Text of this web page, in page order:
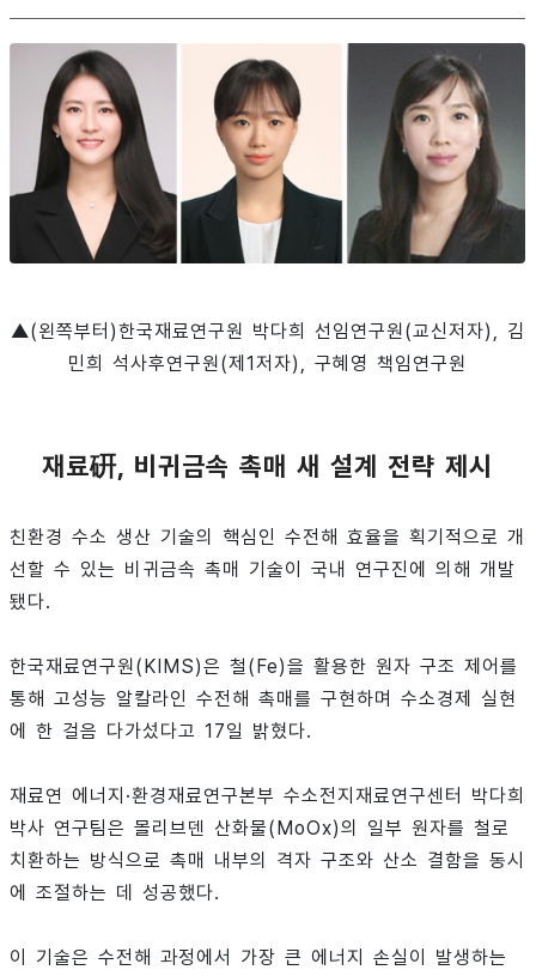
▲(왼쪽부터)한국재료연구원 박다희 선임연구원(교신저자), 김
민희 석사후연구원(제1저자), 구혜영 책임연구원
재료硏, 비귀금속 촉매 새 설계 전략 제시
친환경 수소 생산 기술의 핵심인 수전해 효율을 획기적으로 개
선할 수 있는 비귀금속 촉매 기술이 국내 연구진에 의해 개발
됐다.
한국재료연구원(KIMS)은 철(Fe)을 활용한 원자 구조 제어를
통해 고성능 알칼라인 수전해 촉매를 구현하며 수소경제 실현
에 한 걸음 다가섰다고 17일 밝혔다.
재료연 에너지·환경재료연구본부 수소전지재료연구센터 박다희
박사 연구팀은 몰리브덴 산화물(MoOx)의 일부 원자를 철로
치환하는 방식으로 촉매 내부의 격자 구조와 산소 결함을 동시
에 조절하는 데 성공했다.
이 기술은 수전해 과정에서 가장 큰 에너지 손실이 발생하는